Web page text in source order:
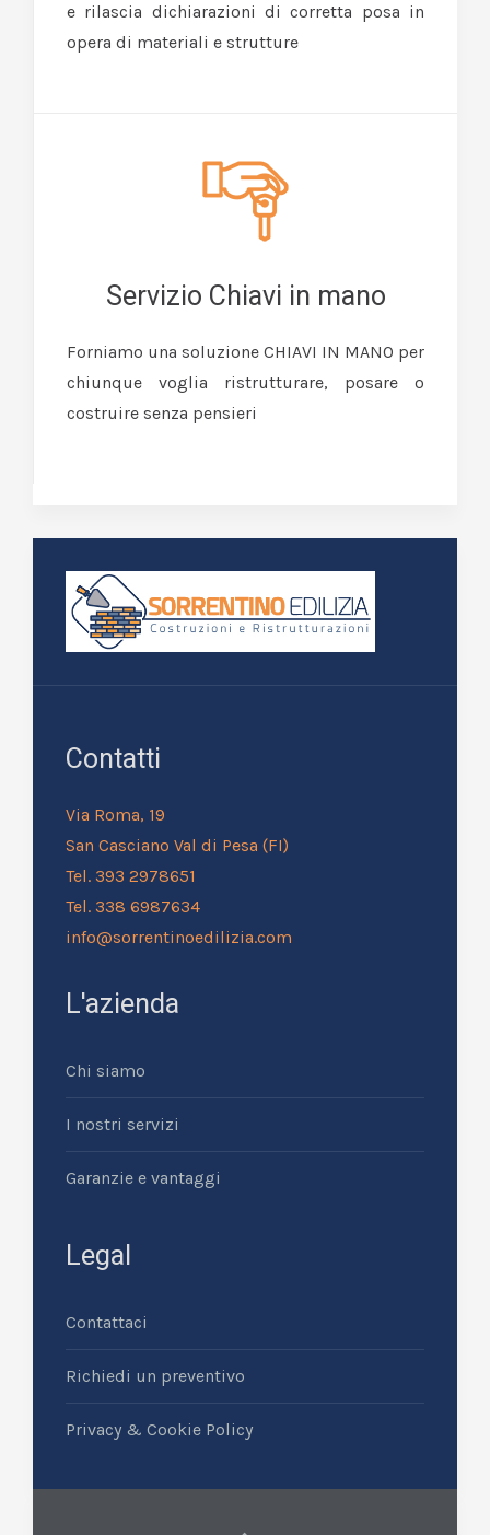
e rilascia dichiarazioni di corretta posa in
opera di materiali e strutture
Servizio Chiavi in mano
Forniamo una soluzione CHIAVI IN MANO per
chiunque voglia ristrutturare, posare o
costruire senza pensieri
Contatti
Via Roma, 19
San Casciano Val di Pesa (FI)
Tel. 393 2978651
Tel. 338 6987634
info@sorrentinoedilizia.com
L'azienda
Chi siamo
I nostri servizi
Garanzie e vantaggi
Legal
Contattaci
Richiedi un preventivo
Privacy & Cookie Policy